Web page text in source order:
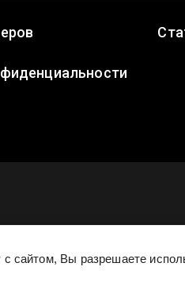
Заказ,
сайтом, Вы разрешаете